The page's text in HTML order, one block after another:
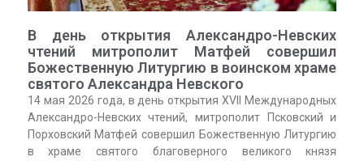
В день открытия Александро-Невских
чтений митрополит Матфей совершил
Божественную Литургию в воинском храме
святого Александра Невского
14 мая 2026 года, в день открытия ХVII Международных
Александро-Невских чтений, митрополит Псковский и
Порховский Матфей совершил Божественную Литургию
в храме святого благоверного великого князя